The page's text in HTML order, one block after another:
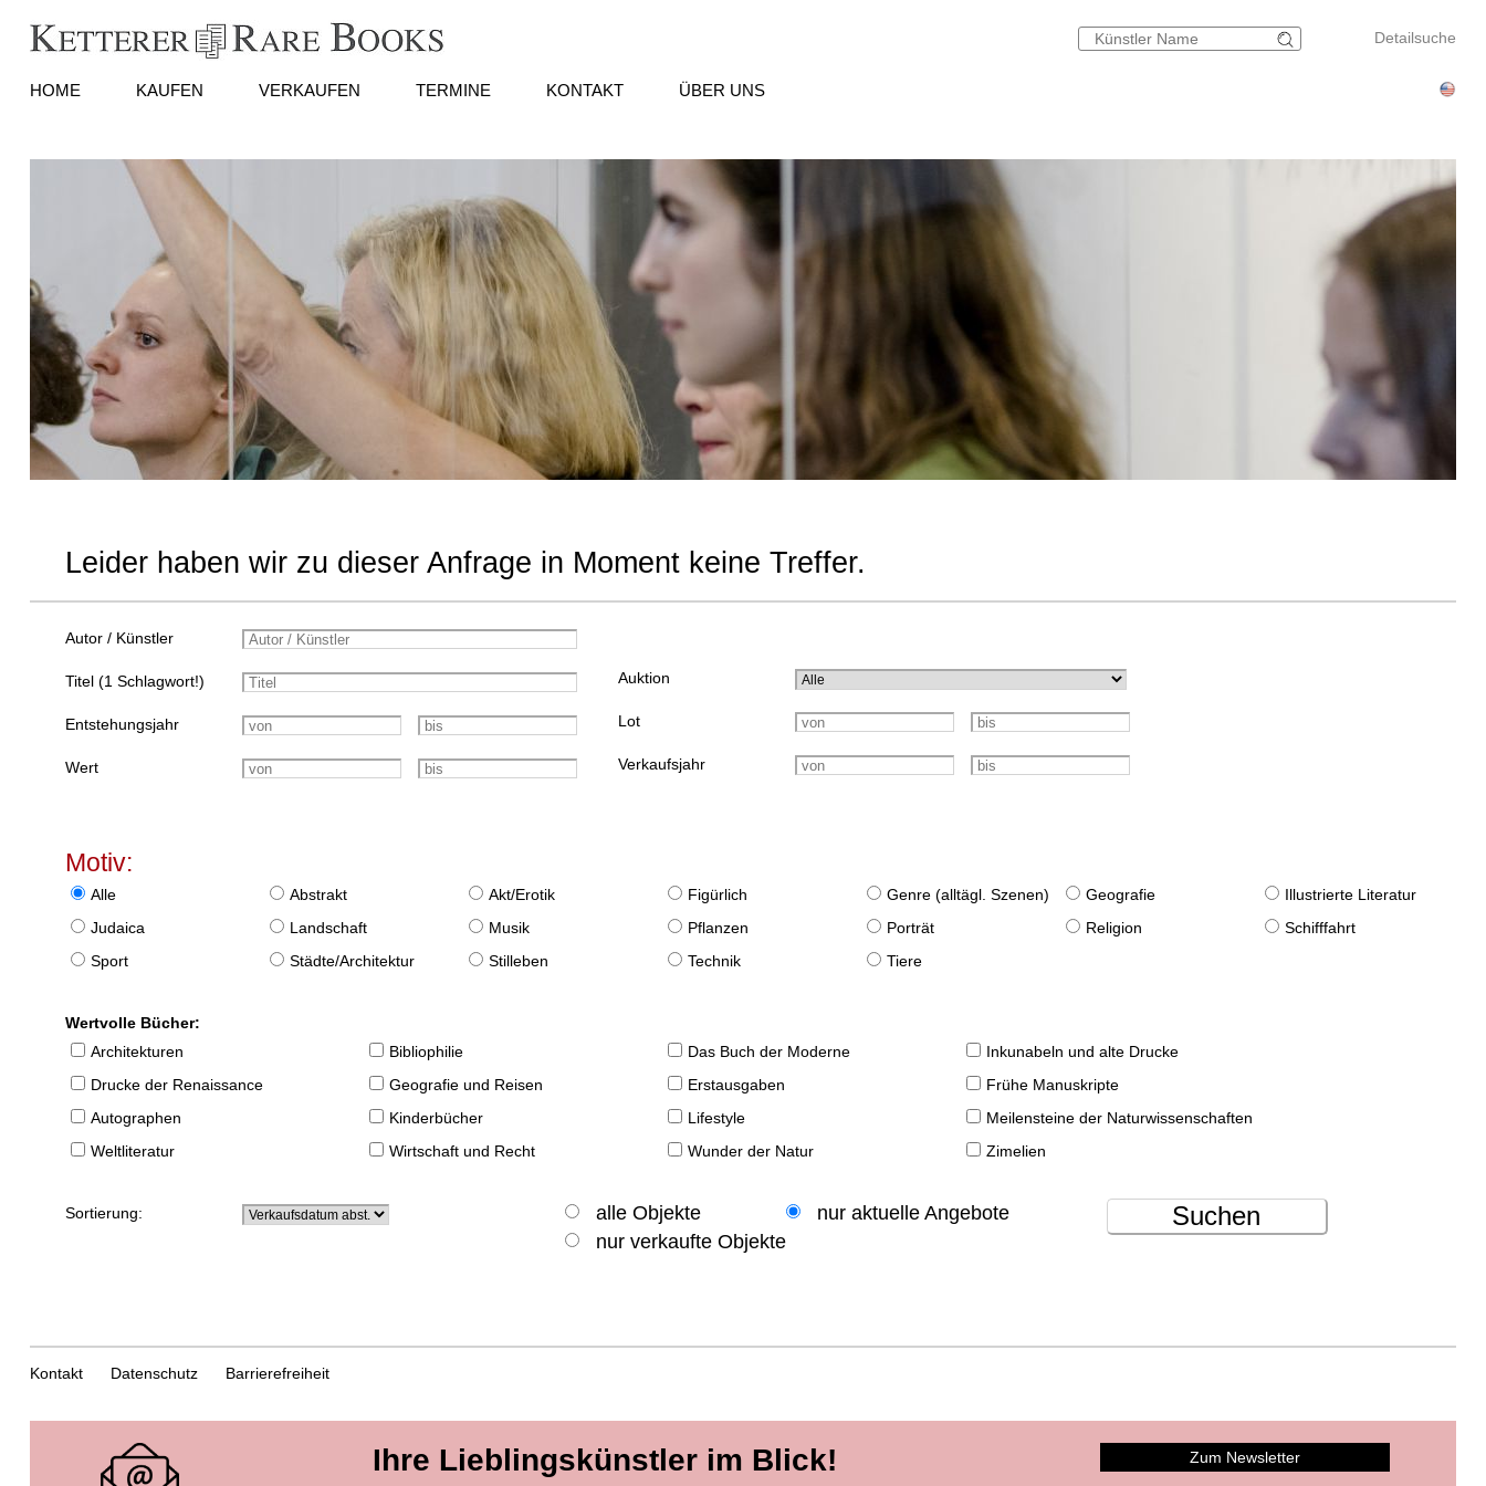
Detailsuche
HOME KAUFEN VERKAUFEN TERMINE KONTAKT ÜBER UNS
Leider haben wir zu dieser Anfrage in Moment keine Treffer.
Autor / Künstler
Titel (1 Schlagwort!)
Entstehungsjahr
Wert
Auktion
Lot
Verkaufsjahr
Motiv:
Alle Abstrakt Akt/Erotik Figürlich Genre (alltägl. Szenen) Geografie
Illustrierte Literatur
Judaica
Landschaft Musik Pflanzen Porträt Religion
Schifffahrt
Sport
Städte/Architektur Stilleben Technik Tiere
Wertvolle Bücher:
Architekturen
Bibliophilie Das Buch der Moderne
Inkunabeln und alte Drucke
Drucke der Renaissance
Geografie und Reisen Erstausgaben
Frühe Manuskripte
Autographen
Kinderbücher Lifestyle
Meilensteine der Naturwissenschaften
Weltliteratur
Wirtschaft und Recht Wunder der Natur Zimelien
Sortierung: alle Objekte
nur aktuelle Angebote
nur verkaufte Objekte
Suchen
Kontakt Datenschutz Barrierefreiheit
Ihre Lieblingskünstler im Blick! Zum Newsletter